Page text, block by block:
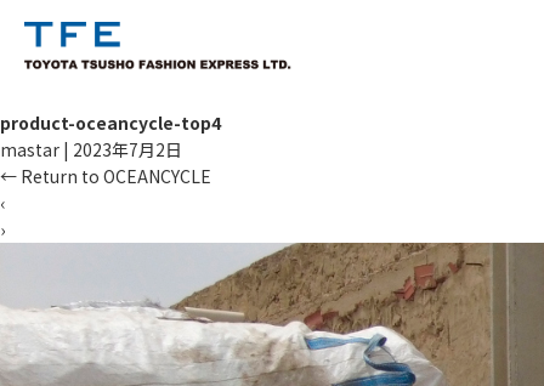
product-oceancycle-top4
mastar | 2023年7月2日
← Return to OCEANCYCLE
‹
›